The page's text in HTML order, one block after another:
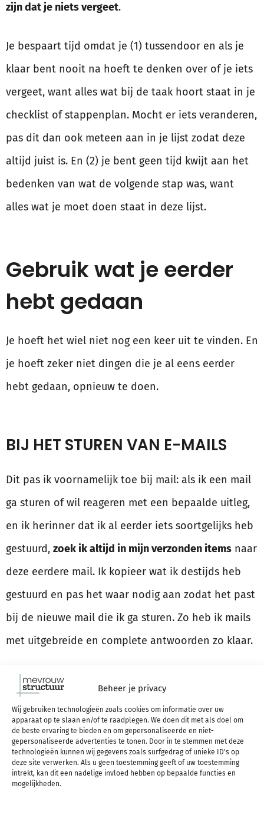
Beheer je privacy
Wij gebruiken technologieën zoals cookies om informatie over uw
apparaat op te slaan en/of te raadplegen. We doen dit met als doel om
de beste ervaring te bieden en om gepersonaliseerde en niet-
gepersonaliseerde advertenties te tonen. Door in te stemmen met deze
technologieën kunnen wij gegevens zoals surfgedrag of unieke ID's op
deze site verwerken. Als u geen toestemming geeft of uw toestemming
intrekt, kan dit een nadelige invloed hebben op bepaalde functies en
mogelijkheden.
zijn dat je niets vergeet.
Je bespaart tijd omdat je (1) tussendoor en als je
klaar bent nooit na hoeft te denken over of je iets
vergeet, want alles wat bij de taak hoort staat in je
checklist of stappenplan. Mocht er iets veranderen,
pas dit dan ook meteen aan in je lijst zodat deze
altijd juist is. En (2) je bent geen tijd kwijt aan het
bedenken van wat de volgende stap was, want
alles wat je moet doen staat in deze lijst.
Gebruik wat je eerder
hebt gedaan
Je hoeft het wiel niet nog een keer uit te vinden. En
je hoeft zeker niet dingen die je al eens eerder
hebt gedaan, opnieuw te doen.
BIJ HET STUREN VAN E-MAILS
Dit pas ik voornamelijk toe bij mail: als ik een mail
ga sturen of wil reageren met een bepaalde uitleg,
en ik herinner dat ik al eerder iets soortgelijks heb
gestuurd, zoek ik altijd in mijn verzonden items naar
deze eerdere mail. Ik kopieer wat ik destijds heb
gestuurd en pas het waar nodig aan zodat het past
bij de nieuwe mail die ik ga sturen. Zo heb ik mails
met uitgebreide en complete antwoorden zo klaar.
Een verbeterslag hierop is dat je niet hoeft te
zoeken in verzonden items, maar ergens al
lijst standaard mails hebt klaarstaan, die je zo op
een makkelijke manier in je nieuwe mails kunt
verwerken.